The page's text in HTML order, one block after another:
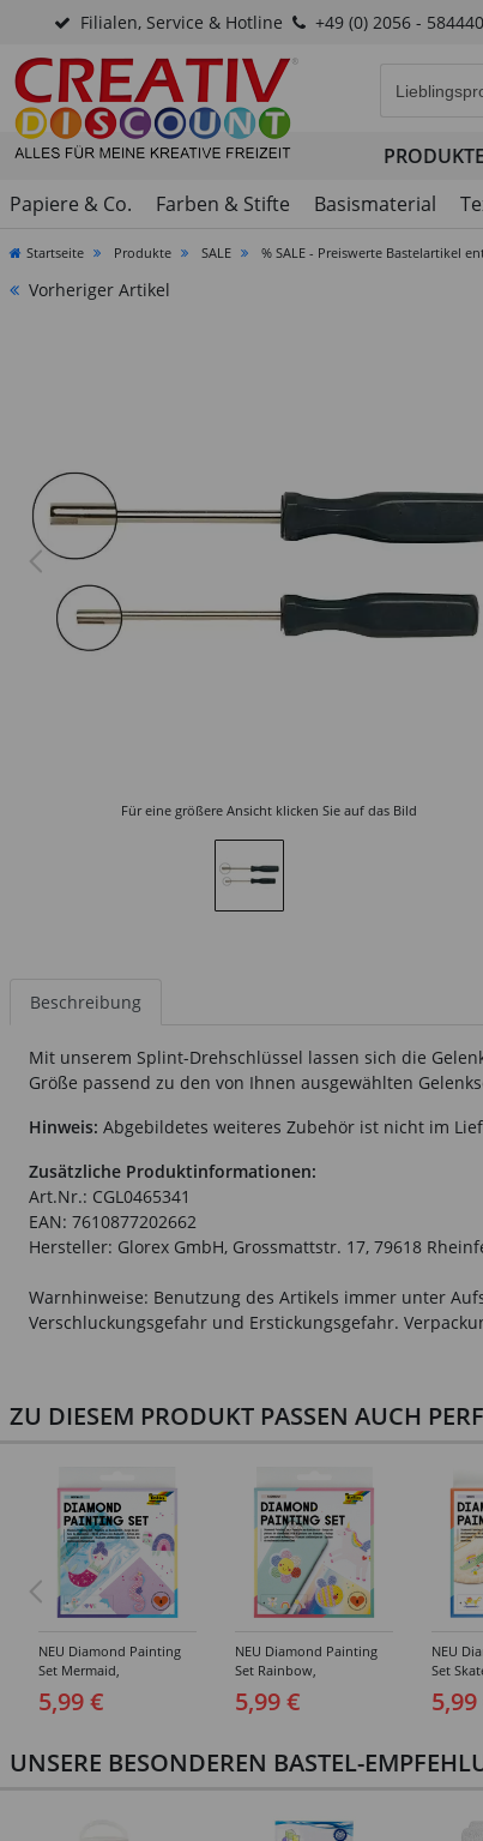
Filialen, Service & Hotline +49 (0) 2056 - 584440
PRODUKTE
Papiere & Co.
Farben & Stifte Basismaterial
Startseite Produkte SALE % SALE - Preiswerte Bastelartikel
Vorheriger Artikel
Für eine größere Ansicht klicken Sie auf das Bild
Beschreibung
Mit unserem Splint-Drehschlüssel lassen sich die
Größe passend zu den von Ihnen ausgewählten
Hinweis: Abgebildetes weiteres Zubehör ist nicht im
Zusätzliche Produktinformationen:
Art.Nr.: CGL0465341
EAN: 7610877202662
Hersteller: Glorex GmbH, Grossmattstr. 17, 79618
Warnhinweise: Benutzung des Artikels immer unter
Verschluckungsgefahr und Erstickungsgefahr.
ZU DIESEM PRODUKT PASSEN AUCH
NEU Diamond Painting
Set Mermaid,
Komplettset für 6 Sticker,
inkl. Zubehör &
5,99 €
NEU Diamond Painting
Set Rainbow,
Komplettset für 6 Sticker,
inkl. Zubehör &
5,99 €
NEU
Set
für 6
5,99
UNSERE BESONDEREN BASTEL-